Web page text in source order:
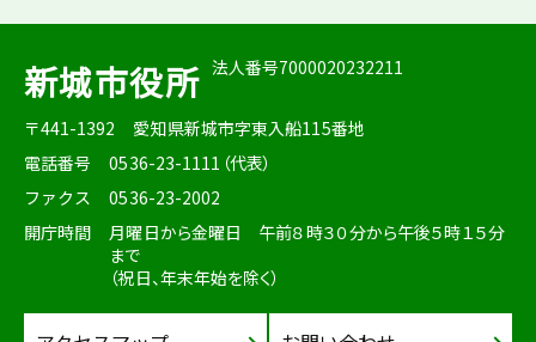
新城市役所 法人番号7000020232211
〒441-1392
愛知県新城市字東入船115番地
電話番号
0536-23-1111（代表）
ファクス
0536-23-2002
開庁時間
月曜日から金曜日 午前８時３０分から午後５時１５分
まで
（祝日、年末年始を除く）